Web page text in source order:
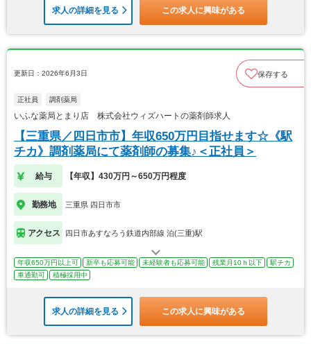
求人の詳細を見る この求人に興味がある
更新日：2026年6月3日 保存する
正社員 調剤薬局
いふな薬局とまり店 株式会社ウィズハートの薬剤師求人
【三重県／四日市市】年収650万円目指せます☆《駅
チカ》調剤薬局にて薬剤師の募集♪＜正社員＞
給与 【年収】430万円～650万円程度
勤務地 三重県 四日市市
アクセス 四日市あすなろう鉄道内部線 泊(三重)駅
年収650万円以上可 新卒も応募可能 未経験者も応募可能 残業月10ｈ以下
駅チカ
車通勤可
積極採用中
求人の詳細を見る この求人に興味がある